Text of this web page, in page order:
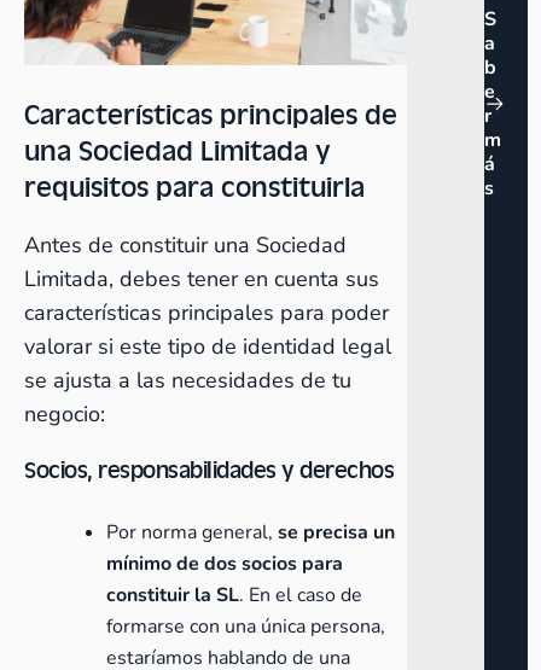
Características principales de
una Sociedad Limitada y
requisitos para constituirla
Antes de constituir una Sociedad
Limitada, debes tener en cuenta sus
características principales para poder
valorar si este tipo de identidad legal
se ajusta a las necesidades de tu
negocio:
Socios, responsabilidades y derechos
Por norma general, se precisa un
mínimo de dos socios para
constituir la SL. En el caso de
formarse con una única persona,
estaríamos hablando de una
S
a
b
e
r
m
á
s